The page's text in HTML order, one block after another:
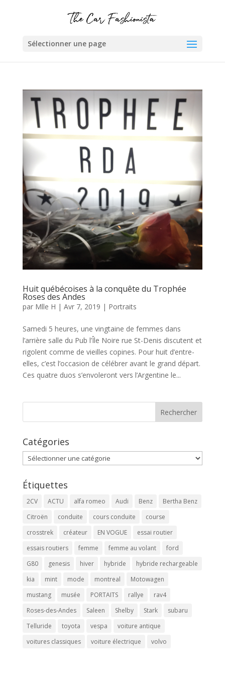
Sélectionner une page
Huit québécoises à la conquête du Trophée
Roses des Andes
par Mlle H | Avr 7, 2019 | Portraits
Samedi 5 heures, une vingtaine de femmes dans
l’arrière salle du Pub l’Île Noire rue St-Denis discutent et
rigolent comme de vieilles copines. Pour huit d’entre-
elles, c’est l’occasion de célébrer avant le grand départ.
Ces quatre duos s’envoleront vers l’Argentine le...
Catégories
Catégories
Étiquettes
2CV ACTU alfa romeo Audi Benz
Bertha Benz
Citroën
conduite cours conduite
course
crosstrek
créateur EN VOGUE
essai routier
essais routiers
femme femme au volant
ford
G80
genesis hiver hybride
hybride rechargeable
kia
mint mode montreal
Motowagen
mustang
musée PORTAITS rallye
rav4
Roses-des-Andes
Saleen Shelby Stark
subaru
Telluride
toyota vespa
voiture antique
voitures classiques
voiture électrique volvo